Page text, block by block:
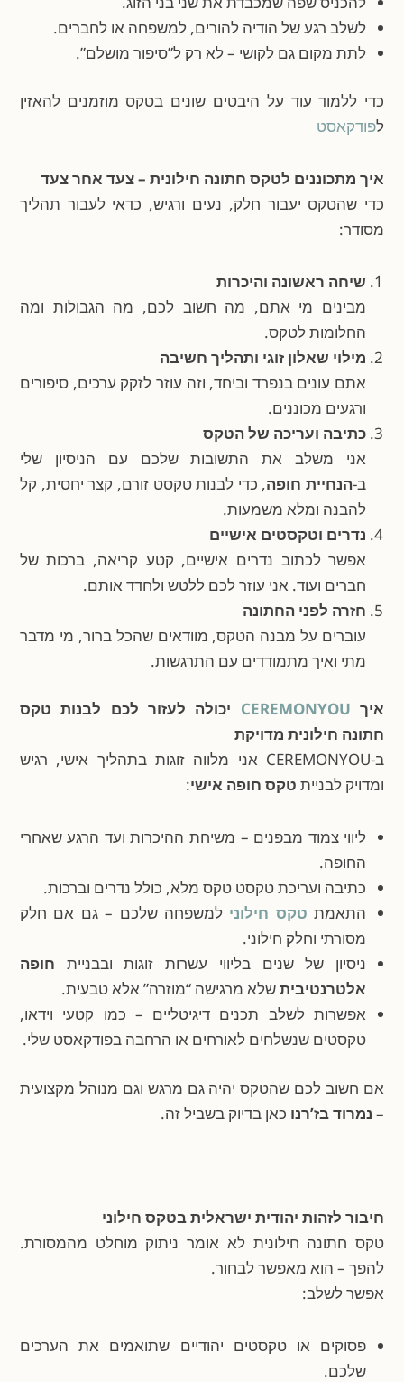
לשלב רגע של הודיה להורים, למשפחה או לחברים.
לתת מקום גם לקושי – לא רק ל”סיפור מושלם”.
כדי ללמוד עוד על היבטים שונים בטקס מוזמנים להאזין
לפודקאסט
איך מתכוננים לטקס חתונה חילונית – צעד אחר צעד
כדי שהטקס יעבור חלק, נעים ורגיש, כדאי לעבור תהליך
מסודר:
שיחה ראשונה והיכרות
מבינים מי אתם, מה חשוב לכם, מה הגבולות ומה
החלומות לטקס.
מילוי שאלון זוגי ותהליך חשיבה
אתם עונים בנפרד וביחד, וזה עוזר לזקק ערכים, סיפורים
ורגעים מכוננים.
כתיבה ועריכה של הטקס
אני משלב את התשובות שלכם עם הניסיון שלי
ב-הנחיית חופה, כדי לבנות טקסט זורם, קצר יחסית, קל
להבנה ומלא משמעות.
נדרים וטקסטים אישיים
אפשר לכתוב נדרים אישיים, קטע קריאה, ברכות של
חברים ועוד. אני עוזר לכם ללטש ולחדד אותם.
חזרה לפני החתונה
עוברים על מבנה הטקס, מוודאים שהכל ברור, מי מדבר
מתי ואיך מתמודדים עם התרגשות.
איך CEREMONYOUיכולה לעזור לכם לבנות טקס
חתונה חילונית מדויקת
ב-CEREMONYOU אני מלווה זוגות בתהליך אישי, רגיש
ומדויק לבנייתטקס חופה אישי:
ליווי צמוד מבפנים – משיחת ההיכרות ועד הרגע שאחרי
החופה.
כתיבה ועריכת טקסט טקס מלא, כולל נדרים וברכות.
התאמת טקס חילונילמשפחה שלכם – גם אם חלק
מסורתי וחלק חילוני.
ניסיון של שנים בליווי עשרות זוגות ובבניית
חופה
אלטרנטיביתשלא מרגישה “מוזרה” אלא טבעית.
אפשרות לשלב תכנים דיגיטליים – כמו קטעי וידאו,
טקסטים שנשלחים לאורחים או הרחבה בפודקאסט שלי.
אם חשוב לכם שהטקס יהיה גם מרגש וגם מנוהל מקצועית
–נמרוד בז’רנוכאן בדיוק בשביל זה.
חיבור לזהות יהודית ישראלית בטקס חילוני
טקס חתונה חילונית לא אומר ניתוק מוחלט מהמסורת.
להפך – הוא מאפשר לבחור.
אפשר לשלב:
פסוקים או טקסטים יהודיים שתואמים את הערכים
שלכם.